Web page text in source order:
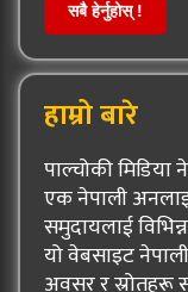
सबै हेर्नुहोस् !
हाम्रो बारे
पाल्चोकी मिडिया
एक नेपाली
समुदायलाई
यो वेबसाइट